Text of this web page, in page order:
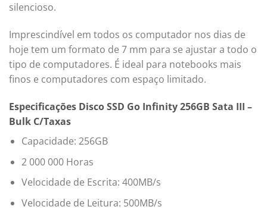
silencioso.
Imprescindível em todos os computador nos dias de
hoje tem um formato de 7 mm para se ajustar a todo o
tipo de computadores. É ideal para notebooks mais
finos e computadores com espaço limitado.
Especificações Disco SSD Go Infinity 256GB Sata III –
Bulk C/Taxas
Capacidade: 256GB
2 000 000 Horas
Velocidade de Escrita: 400MB/s
Velocidade de Leitura: 500MB/s